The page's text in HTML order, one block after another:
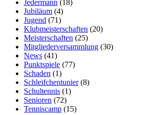
Jedermann (18)
Jubiläum (4)
Jugend (71)
Klubmeisterschaften (20)
Meisterschaften (25)
Mitgliederversammlung (30)
News (41)
Punktspiele (77)
Schaden (1)
Schleifchentunier(8)
Schultennis (1)
Senioren (72)
Tenniscamp (15)